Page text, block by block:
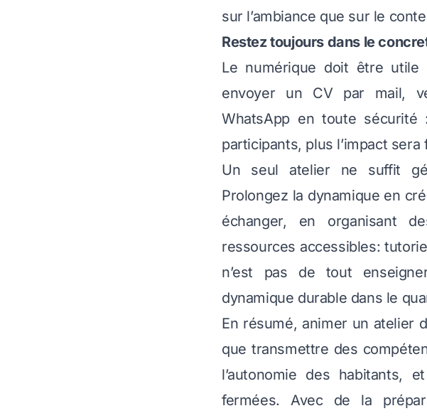
sur l’ambiance que sur le
Restez toujours dans le
Le numérique doit être utile
envoyer un CV par mail,
WhatsApp en toute
participants, plus l’impact
Un seul atelier ne suffit
Prolongez la dynamique en
échanger, en organisant
ressources accessibles:
n’est pas de tout
dynamique durable dans le
En résumé, animer un atelier
que transmettre des
l’autonomie des habitants,
fermées. Avec de la